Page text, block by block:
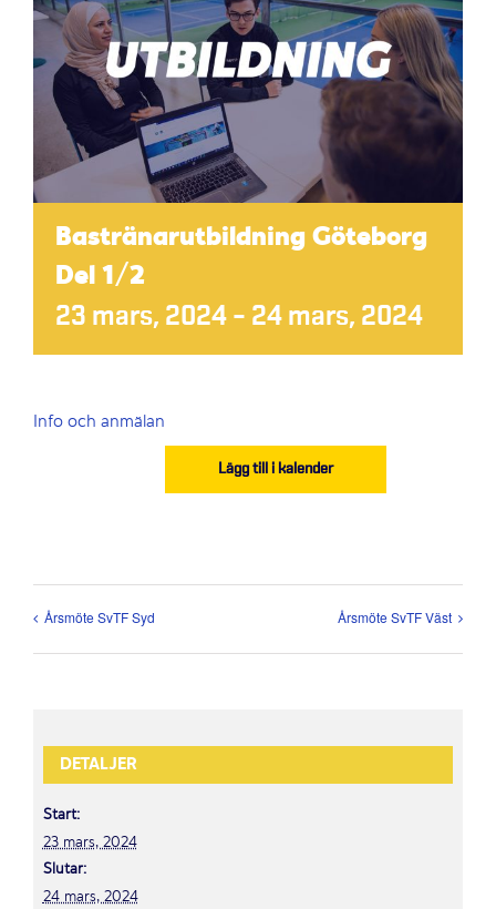
Bastränarutbildning Göteborg
Del 1/2
23 mars, 2024 – 24 mars, 2024
Info och anmälan
Lägg till i kalender
Årsmöte SvTF Syd Årsmöte SvTF Väst
DETALJER
Start:
23 mars, 2024
Slutar:
24 mars, 2024